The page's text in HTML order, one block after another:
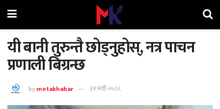
यी बानी तुरुन्तै छोड्नुहोस्, नत्र पाचन
प्रणाली बिग्रन्छ
bymetakhabar ३१ भदौ २०८२,